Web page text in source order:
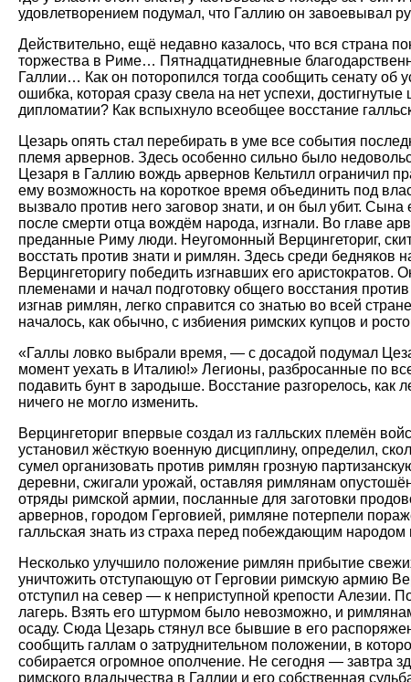
удовлетворением подумал, что Галлию он завоевывал
Действительно, ещё недавно казалось, что вся страна
торжества в Риме… Пятнадцатидневные
Галлии… Как он поторопился тогда сообщить сенату
ошибка, которая сразу свела на нет успехи,
дипломатии? Как вспыхнуло всеобщее восстание
Цезарь опять стал перебирать в уме все события
племя арвернов. Здесь особенно сильно было
Цезаря в Галлию вождь арвернов Кельтилл ограничил
ему возможность на короткое время объединить под
вызвало против него заговор знати, и он был убит. Сына
после смерти отца вождём народа, изгнали. Во главе
преданные Риму люди. Неугомонный Верцингеториг,
восстать против знати и римлян. Здесь среди бедняков
Верцингеторигу победить изгнавших его аристократов.
племенами и начал подготовку общего восстания
изгнав римлян, легко справится со знатью во всей
началось, как обычно, с избиения римских купцов и
«Галлы ловко выбрали время, — с досадой подумал
момент уехать в Италию!» Легионы, разбросанные по
подавить бунт в зародыше. Восстание разгорелось,
ничего не могло изменить.
Верцингеториг впервые создал из галльских племён
установил жёсткую военную дисциплину, определил,
сумел организовать против римлян грозную
деревни, сжигали урожай, оставляя римлянам
отряды римской армии, посланные для заготовки
арвернов, городом Герговией, римляне потерпели
галльская знать из страха перед побеждающим
Несколько улучшило положение римлян прибытие
уничтожить отступающую от Герговии римскую армию
отступил на север — к неприступной крепости Алезии.
лагерь. Взять его штурмом было невозможно, и
осаду. Сюда Цезарь стянул все бывшие в его
сообщить галлам о затруднительном положении, в
собирается огромное ополчение. Не сегодня — завтра
римского владычества в Галлии и его собственная